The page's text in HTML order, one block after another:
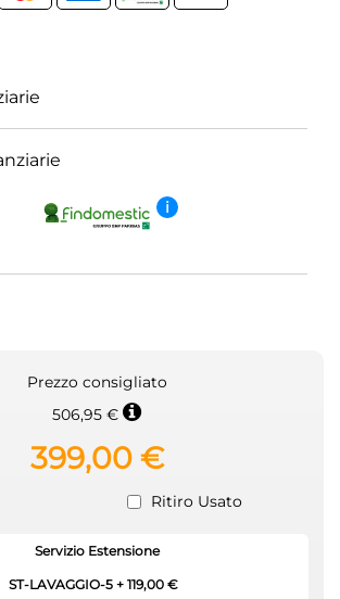
Prezzo consigliato
506,95 €
399,00 €
Ritiro Usato
Servizio Estensione
ST-LAVAGGIO-5 + 119,00 €
i